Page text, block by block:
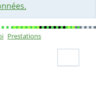
Prestations